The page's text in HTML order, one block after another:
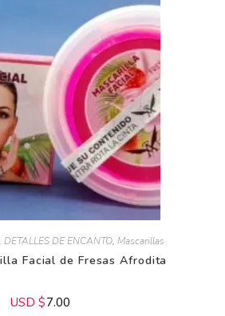
DETALLES DE ENCANTO, Mascarillas
Facial de Fresas Afrodita
USD $7.00